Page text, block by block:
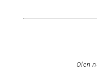
Olen